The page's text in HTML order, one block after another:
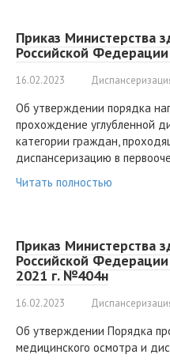
Приказ Министерства
Российской
16.02.2023
Об утверждении порядка
прохождение углубленной
категории граждан,
диспансеризацию в
Читать полностью
Приказ Министерства
Российской
2021 г. №404н
16.02.2023
Об утверждении Порядка
медицинского осмотра и